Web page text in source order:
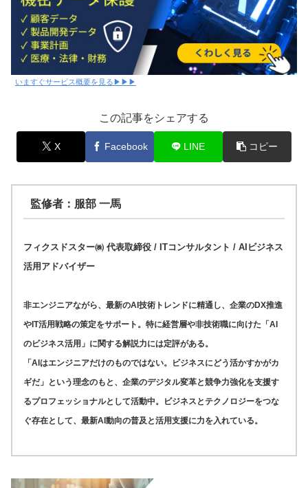
いますぐサービス概要を見る▶▶▶
この記事をシェアする
X Facebook LINE コピー
監修者：服部 一馬
フィクスドスター㈱ 代表取締役 / ITコンサルタント / AIビジネス
活用アドバイザー
非エンジニアながら、最新のAI技術トレンドに精通し、企業のDX推進
やIT活用戦略の策定をサポート。特に経営層や非技術職に向けた「AI
のビジネス活用」に関する解説力には定評がある。
「AIはエンジニアだけのものではない。ビジネスにどう活かすかがカ
ギだ」という理念のもと、企業のデジタル変革と競争力強化を支援す
るプロフェッショナルとして活動中。ビジネスとテクノロジーをつな
ぐ存在として、最新AI動向の普及と活用支援に力を入れている。